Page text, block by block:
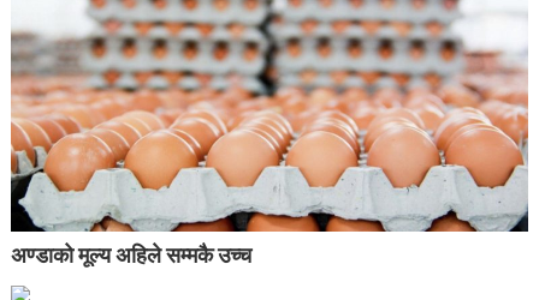
अण्डाको मूल्य अहिले सम्मकै उच्च